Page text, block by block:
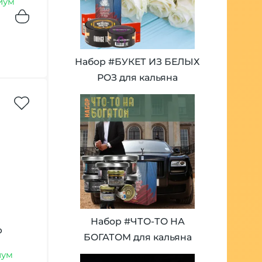
кукуруза 3
курага 5
лаванда
лайм 3
лед 1
леденцы 1
лимон
лимонад 13
личи 4
малина 16
манго 8
мандарин
Набор #БУКЕТ ИЗ БЕЛЫХ
РОЗ для кальяна
Набор #ЧТО-ТО НА
БОГАТОМ для кальяна